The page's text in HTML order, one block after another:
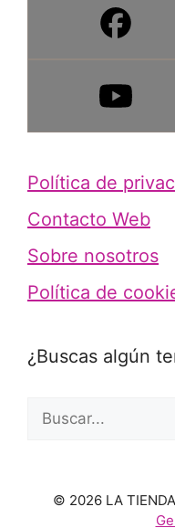
Política de
Contacto Web
Sobre nosotros
Política de
¿Buscas algún
© 2026 LA